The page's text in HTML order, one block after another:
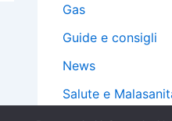
Gas
Guide e consigli
News
Salute e